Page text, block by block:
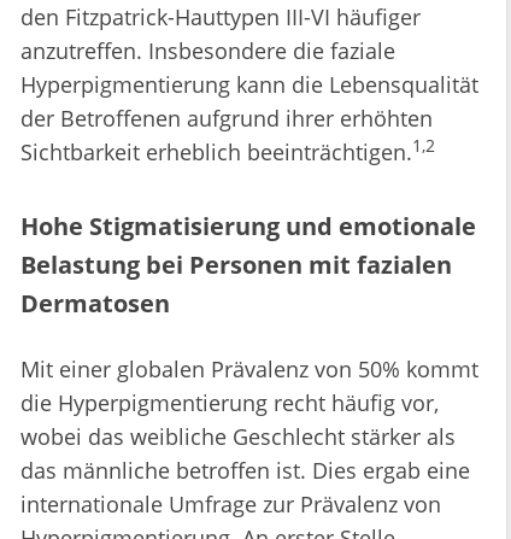
den Fitzpatrick-Hauttypen III-VI häufiger
anzutreffen. Insbesondere die faziale
Hyperpigmentierung kann die Lebensqualität
der Betroffenen aufgrund ihrer erhöhten
Sichtbarkeit erheblich beeinträchtigen.1,2
Hohe Stigmatisierung und emotionale
Belastung bei Personen mit fazialen
Dermatosen
Mit einer globalen Prävalenz von 50% kommt
die Hyperpigmentierung recht häufig vor,
wobei das weibliche Geschlecht stärker als
das männliche betroffen ist. Dies ergab eine
internationale Umfrage zur Prävalenz von